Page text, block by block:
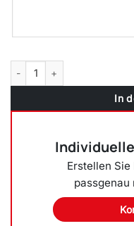
Balkonfenster Dunkelgrün
In
Erstellen Sie
passgenau